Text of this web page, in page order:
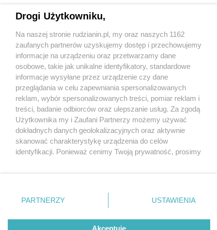
4 / 0
Wydawca mediów
Nie zapomnij
zapoznać się z:
polityką prywatności regulamin korzystania z portali
Twojemiasto
Piekary Śląskie
Chorzów
Tarnowskie Góry
Gliwice
Skontakuj sięz nami
Kontakt
Wydawca
Redakcja
Drogi Użytkowniku,
Na naszej stronie rudzianin.pl, my oraz naszych 1162
zaufanych partnerów uzyskujemy dostęp i przechowujemy
informacje na urządzeniu oraz przetwarzamy dane
osobowe, takie jak unikalne identyfikatory, standardowe
informacje wysyłane przez urządzenie czy dane
przeglądania w celu zapewniania spersonalizowanych
reklam, wybór spersonalizowanych treści, pomiar reklam i
treści, badanie odbiorców oraz ulepszanie usług. Za zgodą
Użytkownika my i Zaufani Partnerzy możemy używać
dokładnych danych geolokalizacyjnych oraz aktywnie
skanować charakterystykę urządzenia do celów
identyfikacji. Ponieważ cenimy Twoją prywatność, prosimy
prywatności znajdujący się w lewym dolnym rogu strony
. Niektóre rodzaje przetwarzania danych nie wymagają
zgody użytkownika, ale masz prawo sprzeciwić się
takiemu przetwarzaniu. Preferencje będą miały
PARTNERZY USTAWIENIA
Akceptuję